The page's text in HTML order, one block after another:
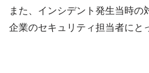
また、インシデント発生当時の
企業のセキュリティ担当者にと